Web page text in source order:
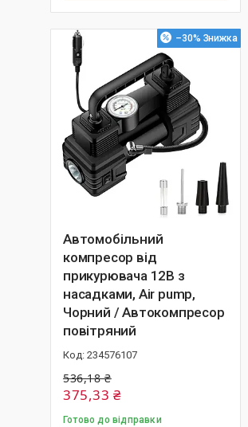
–30%
Автомобільний
компресор від
прикурювача 12В з
насадками, Air pump,
Чорний / Автокомпресор
повітряний
234576107
536,18 ₴
375,33 ₴
Готово до відправки